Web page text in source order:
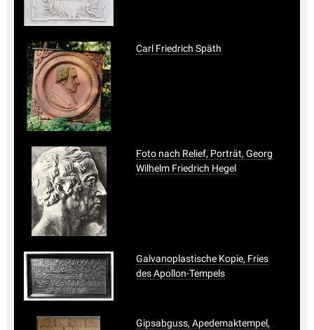
Carl Friedrich Späth
Foto nach Relief, Porträt, Georg
Wilhelm Friedrich Hegel
Galvanoplastische Kopie, Fries
des Apollon-Tempels
Gipsabguss, Apedemaktempel,